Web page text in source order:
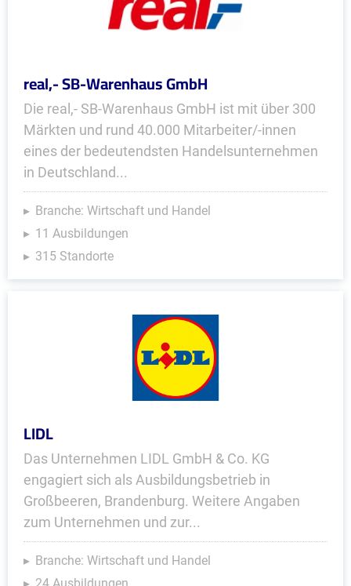
real,- SB-Warenhaus GmbH
Die real,- SB-Warenhaus GmbH ist mit über 300
Märkten und rund 40.000 Mitarbeiter/-innen
eines der bedeutendsten Handelsunternehmen
in Deutschland...
Branche: Wirtschaft und Handel
11 Ausbildungen
315 Standorte
LIDL
Das Unternehmen LIDL GmbH & Co. KG
engagiert sich als Ausbildungsbetrieb in
Großbeeren, Brandenburg. Weitere Angaben
zum Unternehmen und zur...
Branche: Wirtschaft und Handel